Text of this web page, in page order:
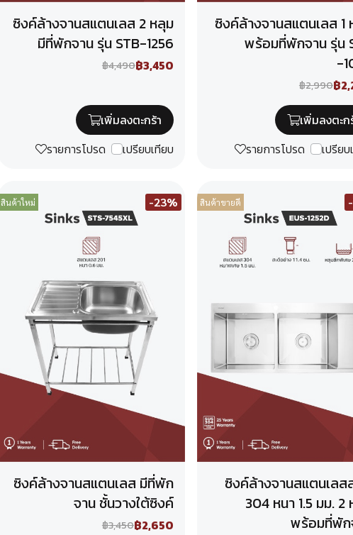
ซิงค์ล้างจานสแตนเลส 2 หลุม
มีที่พักจาน รุ่น STB-1256
฿4,490฿3,450
เพิ่มลงตะกร้า
รายการโปรด
เปรียบเทียบ
ซิงค์ล้างจานสแตนเลส 1
พร้อมที่พักจาน รุ่น
-
฿2,990฿
เพิ่มลงตะก
รายการโปรด
เปรียบ
สินค้าใหม่ -23%
ซิงค์ล้างจานสแตนเลส มีที่พัก
จาน ชั้นวางใต้ซิงค์
฿3,450฿2,650
สินค้าขายดี
ซิงค์ล้างจานสแตนเล
304 หนา 1.5 มม. 2
พร้อมที่พัก